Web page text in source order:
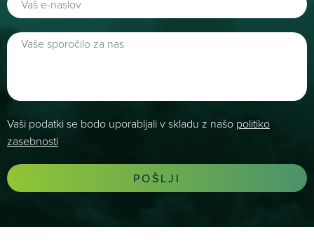
Vaši podatki se bodo uporabljali v skladu z našo politiko
zasebnosti
POŠLJI